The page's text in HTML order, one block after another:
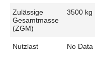
Zulässige
Gesamtmasse
(zGM)
3500 kg
Nutzlast No Data